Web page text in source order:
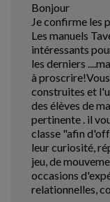
Bonjour
Je confirme les
Les manuels
intéressants
les derniers
à
construites et
des élèves de
pertinente . il
classe "afin
leur curiosité,
jeu, de
occasions
relationnelles,